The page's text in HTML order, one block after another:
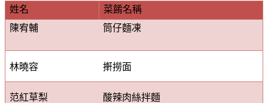
姓名
菜餚名稱
陳宥輔
筒仔麵凍
林曉容 搟撈面
范紅草梨 酸辣肉絲拌麵